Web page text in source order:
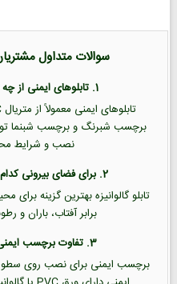
سوالات متداول
1. تابلوهای ایمنی از چه جنسی ساخته می‌شوند؟
برچسب شبرنگ و برچسب شبنما
نصب و شرایط
2. برای فضای بیرونی کدام نوع تابلو مناسب‌تر است؟
تابلو گالوانیزه بهترین گزینه
برابر آفتاب، باران و
3. تفاوت برچسب ایمنی با تابلو ایمنی چیست؟
برچسب ایمنی برای نصب روی